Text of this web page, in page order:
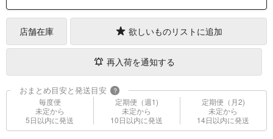
店舗在庫 欲しいものリストに追加
再入荷を通知する
おまとめ目安と発送目安 ?
毎度便
未定から
5日以内に発送
定期便（週1)
未定から
10日以内に発送
定期便（月2)
未定から
14日以内に発送